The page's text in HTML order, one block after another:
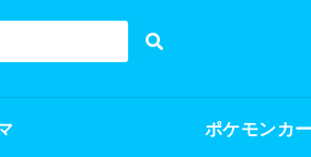
ポケモンカ